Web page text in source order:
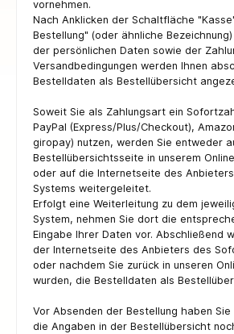
vornehmen.
Nach Anklicken der Schaltfläche
Bestellung" (oder ähnliche
der persönlichen Daten sowie der
Versandbedingungen werden Ihnen
Bestelldaten als Bestellübersicht
Soweit Sie als Zahlungsart ein
PayPal (Express/Plus/Checkout),
giropay) nutzen, werden Sie entweder
Bestellübersichtsseite in unserem
oder auf die Internetseite des
Systems weitergeleitet.
Erfolgt eine Weiterleitung zu dem
System, nehmen Sie dort die
Eingabe Ihrer Daten vor. Abschließend
der Internetseite des Anbieters des
oder nachdem Sie zurück in unseren
wurden, die Bestelldaten als
Vor Absenden der Bestellung haben
die Angaben in der Bestellübersicht